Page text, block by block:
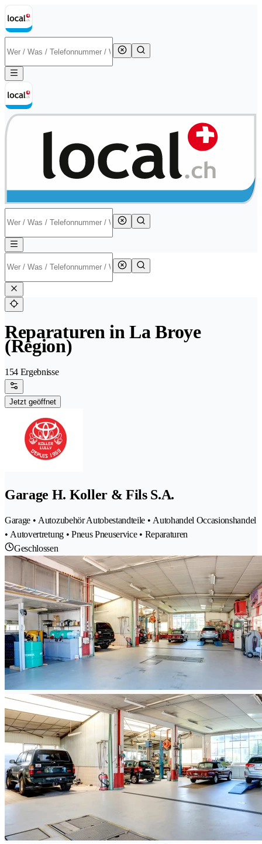
Reparaturen in La Broye
(Region)
154 Ergebnisse
Jetzt geöffnet
Garage H. Koller & Fils S.A.
Garage • Autozubehör Autobestandteile • Autohandel Occasionshandel
• Autovertretung • Pneus Pneuservice • Reparaturen
Geschlossen